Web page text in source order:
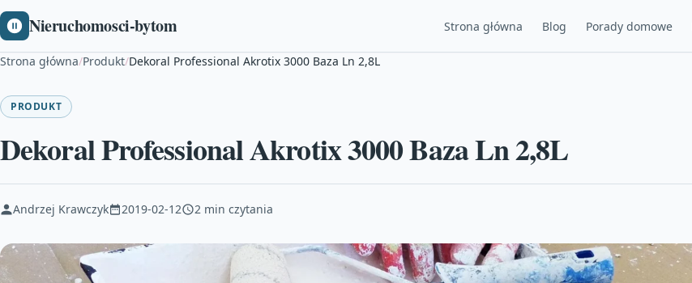
Nieruchomosci-bytom Strona główna Blog Porady domowe
Strona główna/Produkt/Dekoral Professional Akrotix 3000 Baza Ln 2,8L
PRODUKT
Dekoral Professional Akrotix 3000 Baza Ln 2,8L
Andrzej Krawczyk 2019-02-12 2 min czytania